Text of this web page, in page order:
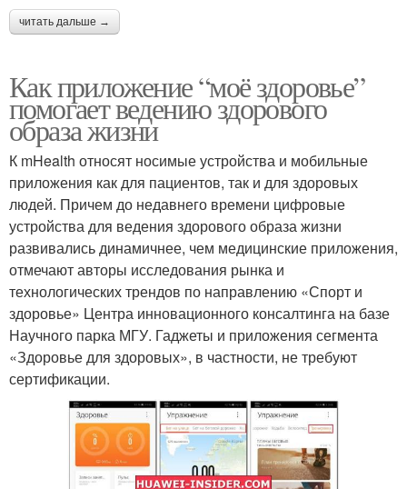
читать дальше →
Как приложение “моё здоровье”
помогает ведению здорового
образа жизни
К mHealth относят носимые устройства и мобильные
приложения как для пациентов, так и для здоровых
людей. Причем до недавнего времени цифровые
устройства для ведения здорового образа жизни
развивались динамичнее, чем медицинские приложения,
отмечают авторы исследования рынка и
технологических трендов по направлению «Спорт и
здоровье» Центра инновационного консалтинга на базе
Научного парка МГУ. Гаджеты и приложения сегмента
«Здоровье для здоровых», в частности, не требуют
сертификации.